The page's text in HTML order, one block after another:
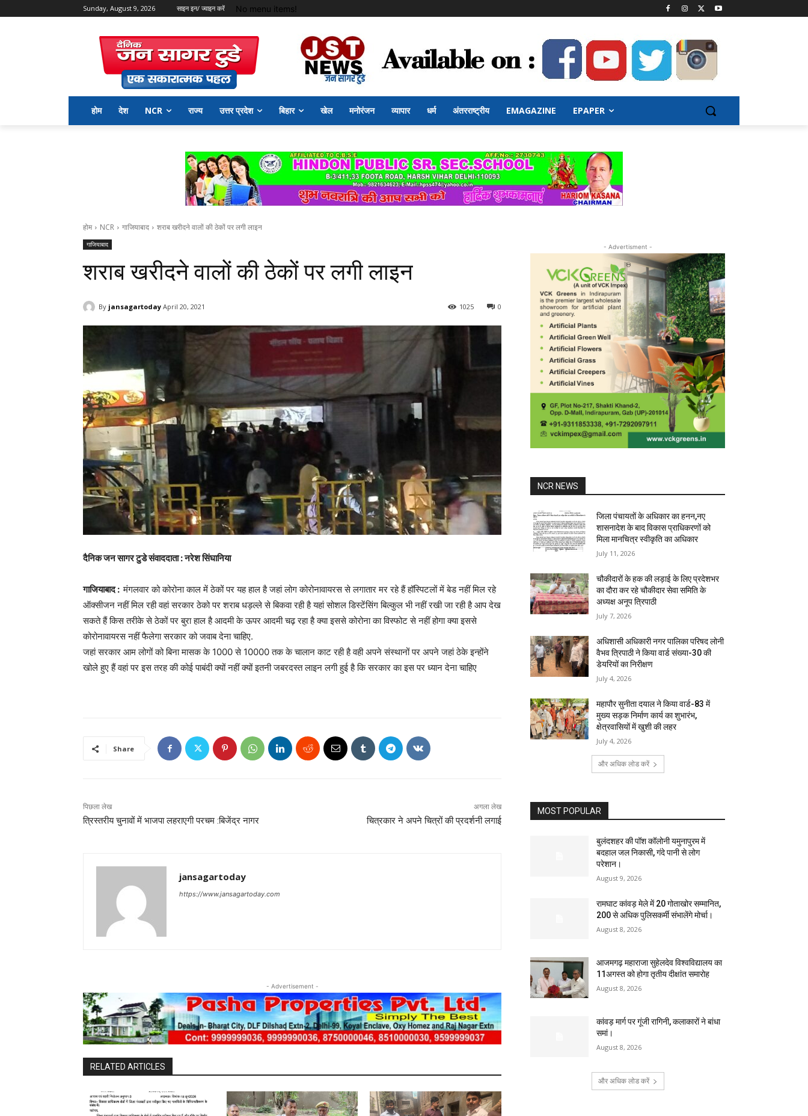
Sunday, August 9, 2026 साइन इन/ ज्वाइन करें No menu items!
होम देश NCR राज्य उत्तर प्रदेश बिहार खेल मनोरंजन व्यापार धर्म अंतरराष्ट्रीय EMAGAZINE EPAPER
होम NCR गाजियाबाद शराब खरीदने वालों की ठेकों पर लगी लाइन
गाजियाबाद
शराब खरीदने वालों की ठेकों पर लगी लाइन
By jansagartoday April 20, 2021 0
1025
दैनिक जन सागर टुडे संवाददाता : नरेश सिंघानिया
गाजियाबाद :मंगलवार को कोरोना काल में ठेकों पर यह हाल है जहां लोग कोरोनावायरस से लगातार मर रहे हैं हॉस्पिटलों में बेड नहीं मिल रहे
ऑक्सीजन नहीं मिल रही वहां सरकार ठेको पर शराब धड़ल्ले से बिकवा रही है यहां सोशल डिस्टेंसिंग बिल्कुल भी नहीं रखी जा रही है आप देख
सकते हैं किस तरीके से ठेकों पर बुरा हाल है आदमी के ऊपर आदमी चढ़ रहा है क्या इससे कोरोना का विस्फोट से नहीं होगा क्या इससे
कोरोनावायरस नहीं फैलेगा सरकार को जवाब देना चाहिए.
जहां सरकार आम लोगों को बिना मासक के 1000 से 10000 तक के चालान काट रही है वही अपने संस्थानों पर अपने जहां ठेके इन्होंने
खोले हुए हैं वहां पर इस तरह की कोई पाबंदी क्यों नहीं क्यों इतनी जबरदस्त लाइन लगी हुई है कि सरकार का इस पर ध्यान देना चाहिए
Share
पिछला लेख
त्रिस्तरीय चुनावों में भाजपा लहराएगी परचम :बिजेंद्र नागर
अगला लेख
चित्रकार ने अपने चित्रों की प्रदर्शनी लगाई
jansagartoday
https://www.jansagartoday.com
- Advertisement -
RELATED ARTICLES
- Advertisment -
NCR NEWS
जिला पंचायतों के अधिकार का हनन,नए
शासनादेश के बाद विकास प्राधिकरणों को
मिला मानचित्र स्वीकृति का अधिकार
July 11, 2026
चौकीदारों के हक की लड़ाई के लिए प्रदेशभर
का दौरा कर रहे चौकीदार सेवा समिति के
अध्यक्ष अनूप त्रिपाठी
July 7, 2026
अधिशासी अधिकारी नगर पालिका परिषद लोनी
वैभव त्रिपाठी ने किया वार्ड संख्या-30 की
डेयरियों का निरीक्षण
July 4, 2026
महापौर सुनीता दयाल ने किया वार्ड-83 में
मुख्य सड़क निर्माण कार्य का शुभारंभ,
क्षेत्रवासियों में खुशी की लहर
July 4, 2026
और अधिक लोड करें
MOST POPULAR
बुलंदशहर की पॉश कॉलोनी यमुनापुरम में
बदहाल जल निकासी, गंदे पानी से लोग
परेशान।
August 9, 2026
रामघाट कांवड़ मेले में 20 गोताखोर सम्मानित,
200 से अधिक पुलिसकर्मी संभालेंगे मोर्चा।
August 8, 2026
आजमगढ़ महाराजा सुहेलदेव विश्वविद्यालय का
11अगस्त को होगा तृतीय दीक्षांत समारोह
August 8, 2026
कांवड़ मार्ग पर गूंजी रागिनी, कलाकारों ने बांधा
समां।
August 8, 2026
और अधिक लोड करें